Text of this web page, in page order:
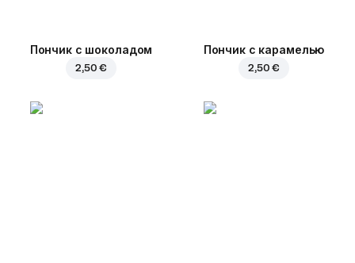
Пончик с шоколадом
2,50 €
Пончик с карамелью
2,50 €